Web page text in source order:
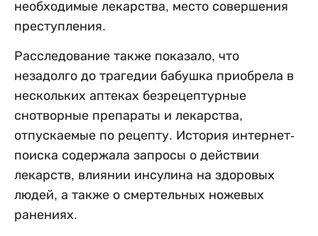
необходимые лекарства, место совершения
преступления.
Расследование также показало, что
незадолго до трагедии бабушка приобрела в
нескольких аптеках безрецептурные
снотворные препараты и лекарства,
отпускаемые по рецепту. История интернет-
поиска содержала запросы о действии
лекарств, влиянии инсулина на здоровых
людей, а также о смертельных ножевых
ранениях.